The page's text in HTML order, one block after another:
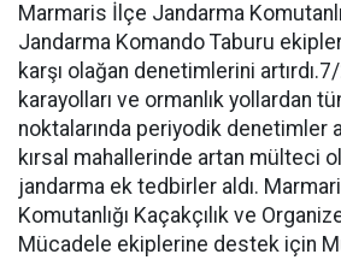
Marmaris İlçe Jandarma
Jandarma Komando Taburu
karşı olağan denetimlerini
karayolları ve ormanlık yollardan
noktalarında periyodik denetimler
kırsal mahallerinde artan mülteci
jandarma ek tedbirler aldı.
Komutanlığı Kaçakçılık ve
Mücadele ekiplerine destek için